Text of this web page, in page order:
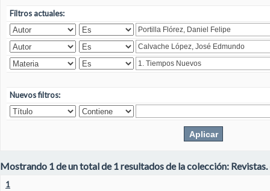
Filtros actuales:
Nuevos filtros:
Mostrando 1 de un total de 1 resultados de la colección: Revistas.
1